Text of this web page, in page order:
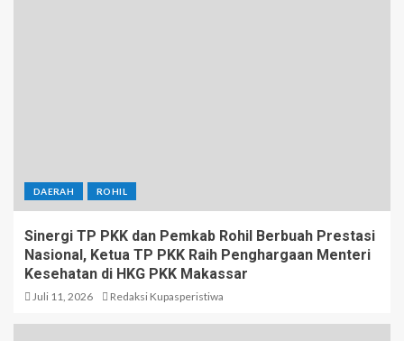
DAERAH ROHIL
Sinergi TP PKK dan Pemkab Rohil Berbuah Prestasi
Nasional, Ketua TP PKK Raih Penghargaan Menteri
Kesehatan di HKG PKK Makassar
Juli 11, 2026 Redaksi Kupasperistiwa